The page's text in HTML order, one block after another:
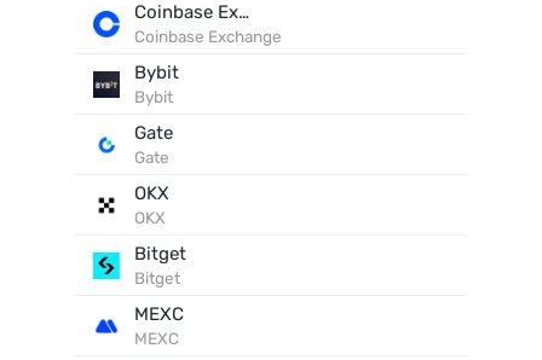
Coinbase Exchange
Coinbase Exchange
Bybit
Bybit
Gate
Gate
OKX
OKX
Bitget
Bitget
MEXC
MEXC